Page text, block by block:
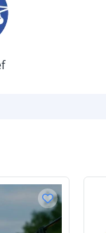
schakelaar
aan/uit